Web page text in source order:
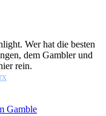
Wer hat die besten
dem Gambler und
rein.
Gamble